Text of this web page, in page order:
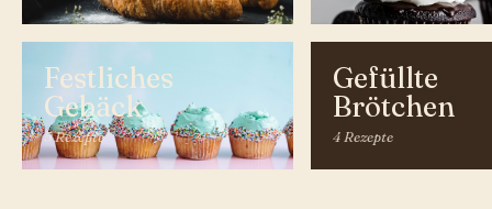
Festliches
Gebäck
5 Rezepte
Gefüllte
Brötchen
4 Rezepte